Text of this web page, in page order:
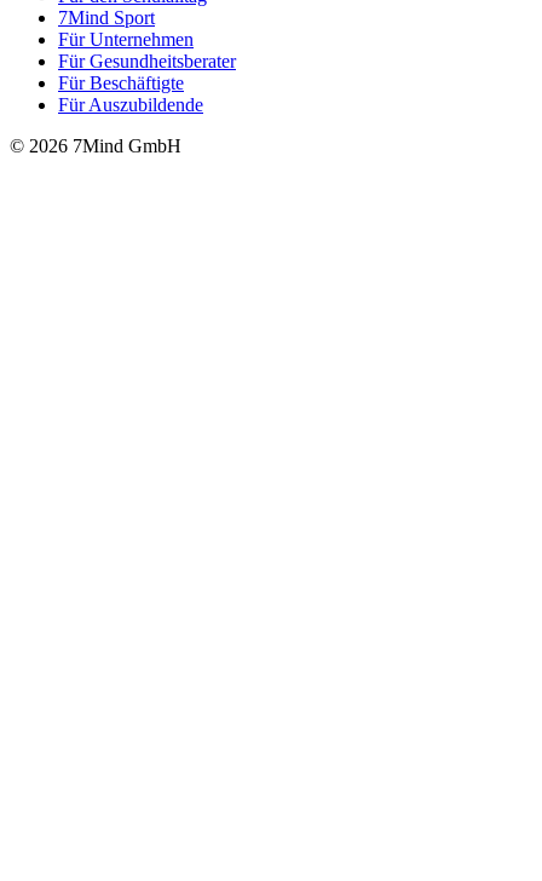
7Mind Sport
Für Unter­neh­men
Für Gesund­heits­be­ra­ter
Für Beschäftigte
Für Auszubildende
© 2026 7Mind GmbH